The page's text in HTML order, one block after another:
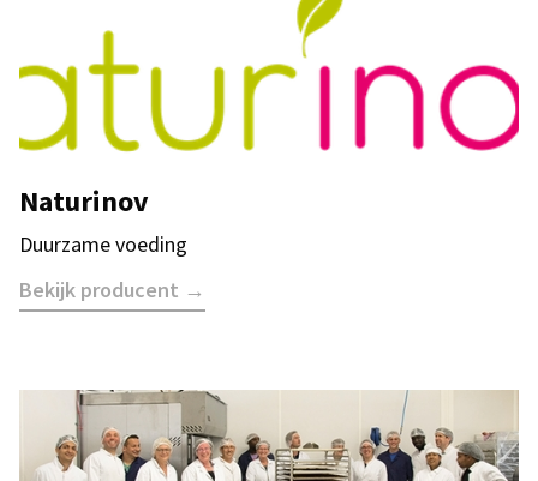
Naturinov
Duurzame voeding
Bekijk producent →